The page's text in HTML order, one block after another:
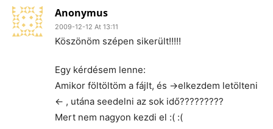
Anonymus
2009-12-12 At 13:11
Köszönöm szépen sikerült!!!!!
Egy kérdésem lenne:
Amikor föltöltöm a fájlt, és ->elkezdem letölteni
<- , utána seedelni az sok idő?????????
Mert nem nagyon kezdi el :( :(